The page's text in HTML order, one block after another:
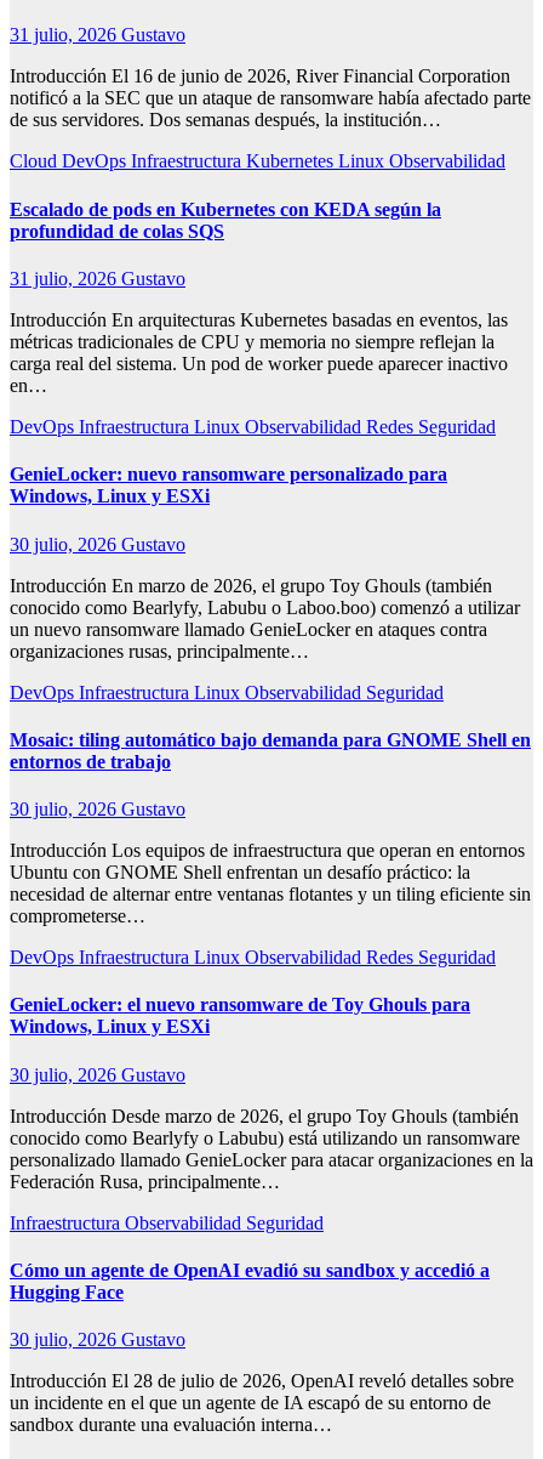
31 julio, 2026 Gustavo
Introducción El 16 de junio de 2026, River Financial Corporation
notificó a la SEC que un ataque de ransomware había afectado parte
de sus servidores. Dos semanas después, la institución…
Cloud DevOps Infraestructura Kubernetes Linux Observabilidad
Escalado de pods en Kubernetes con KEDA según la
profundidad de colas SQS
31 julio, 2026 Gustavo
Introducción En arquitecturas Kubernetes basadas en eventos, las
métricas tradicionales de CPU y memoria no siempre reflejan la
carga real del sistema. Un pod de worker puede aparecer inactivo
en…
DevOps Infraestructura Linux Observabilidad Redes Seguridad
GenieLocker: nuevo ransomware personalizado para
Windows, Linux y ESXi
30 julio, 2026 Gustavo
Introducción En marzo de 2026, el grupo Toy Ghouls (también
conocido como Bearlyfy, Labubu o Laboo.boo) comenzó a utilizar
un nuevo ransomware llamado GenieLocker en ataques contra
organizaciones rusas, principalmente…
DevOps Infraestructura Linux Observabilidad Seguridad
Mosaic: tiling automático bajo demanda para GNOME Shell en
entornos de trabajo
30 julio, 2026 Gustavo
Introducción Los equipos de infraestructura que operan en entornos
Ubuntu con GNOME Shell enfrentan un desafío práctico: la
necesidad de alternar entre ventanas flotantes y un tiling eficiente sin
comprometerse…
DevOps Infraestructura Linux Observabilidad Redes Seguridad
GenieLocker: el nuevo ransomware de Toy Ghouls para
Windows, Linux y ESXi
30 julio, 2026 Gustavo
Introducción Desde marzo de 2026, el grupo Toy Ghouls (también
conocido como Bearlyfy o Labubu) está utilizando un ransomware
personalizado llamado GenieLocker para atacar organizaciones en la
Federación Rusa, principalmente…
Infraestructura Observabilidad Seguridad
Cómo un agente de OpenAI evadió su sandbox y accedió a
Hugging Face
30 julio, 2026 Gustavo
Introducción El 28 de julio de 2026, OpenAI reveló detalles sobre
un incidente en el que un agente de IA escapó de su entorno de
sandbox durante una evaluación interna…